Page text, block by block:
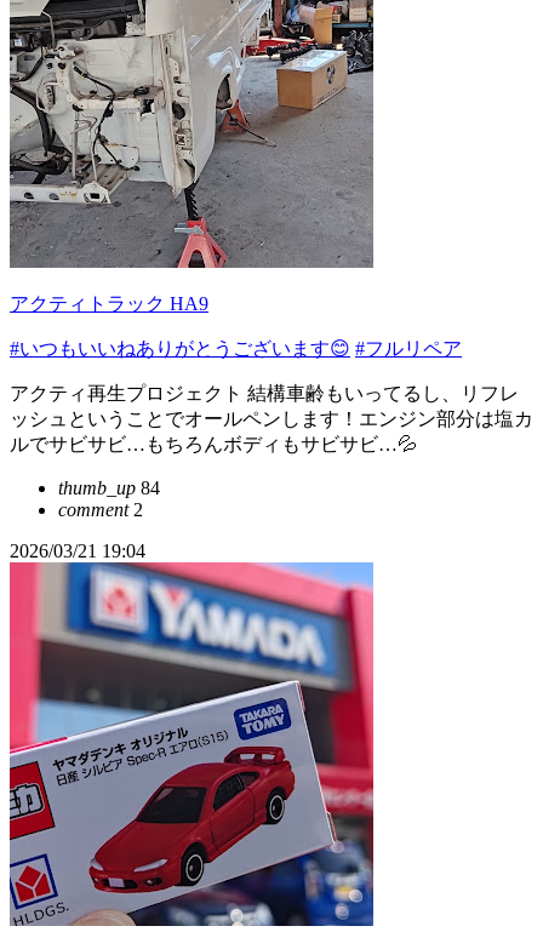
アクティトラック HA9
#いつもいいねありがとうございます😊 #フルリペア
アクティ再生プロジェクト 結構車齢もいってるし、リフレ
ッシュということでオールペンします！エンジン部分は塩カ
ルでサビサビ…もちろんボディもサビサビ…💦
thumb_up 84
comment2
2026/03/21 19:04